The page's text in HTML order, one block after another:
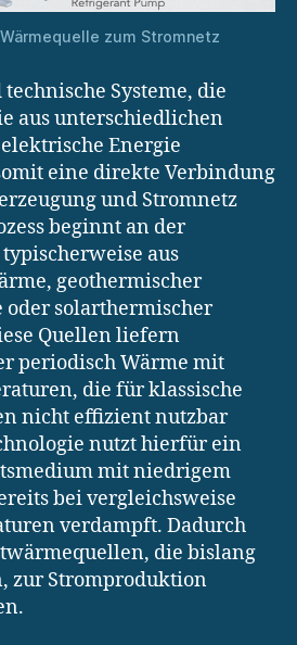
Wärmequelle zum Stromnetz
Systeme, die
aus unterschiedlichen
Energie
eine direkte Verbindung
und Stromnetz
beginnt an der
aus
geothermischer
oder solarthermischer
Quellen liefern
periodisch Wärme mit
die für klassische
nicht effizient nutzbar
nutzt hierfür ein
mit niedrigem
bei vergleichsweise
verdampft. Dadurch
die bislang
zur Stromproduktion